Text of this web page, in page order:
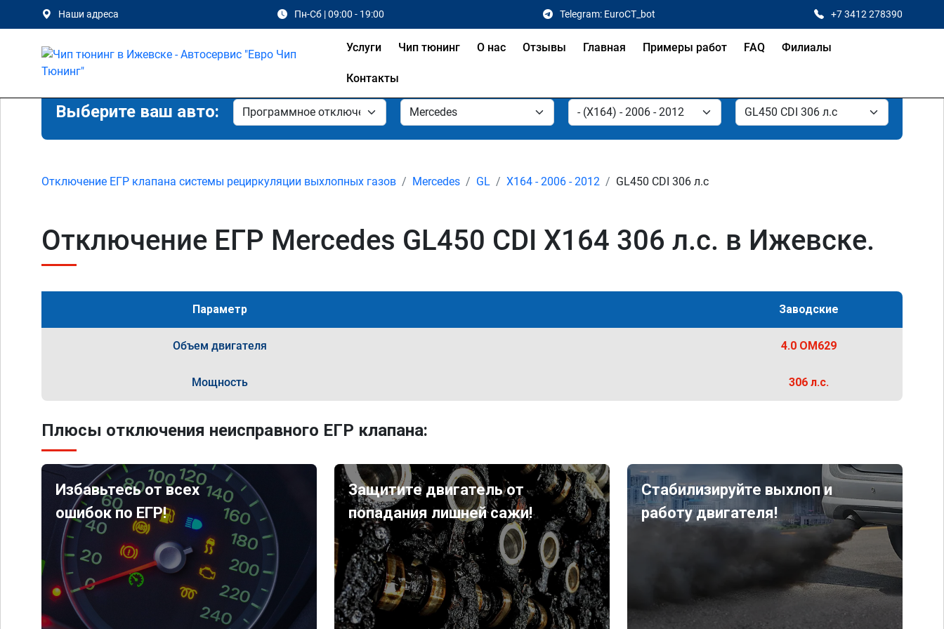
Наши адреса Пн-Сб | 09:00 - 19:00 Telegram: EuroCT_bot +7 3412 278390
Услуги Чип тюнинг О нас Отзывы Главная Примеры работ FAQ Филиалы
Контакты
Выберите ваш авто:
Отключение ЕГР клапана системы рециркуляции выхлопных газов Mercedes GL X164 - 2006 - 2012 GL450 CDI 306 л.с
Отключение ЕГР Mercedes GL450 CDI X164 306 л.с. в Ижевске.
Параметр Заводские
Объем двигателя 4.0 OM629
Мощность 306 л.с.
Плюсы отключения неисправного ЕГР клапана:
Избавьтесь от всех
ошибок по ЕГР!
Защитите двигатель от
попадания лишней сажи!
Стабилизируйте выхлоп и
работу двигателя!